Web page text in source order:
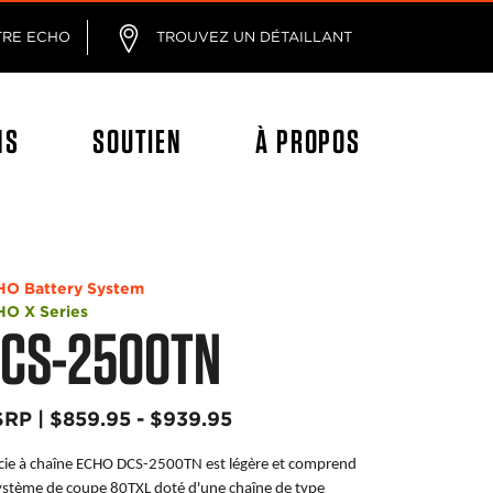
ECHO TROUVEZ UN DÉTAILLANT
SOUTIEN À PROPOS
2500TN
Battery System
X Series
| $859.95 - $939.95
à chaîne ECHO DCS-2500TN est légère et comprend
de coupe 80TXL doté d'une chaîne de type